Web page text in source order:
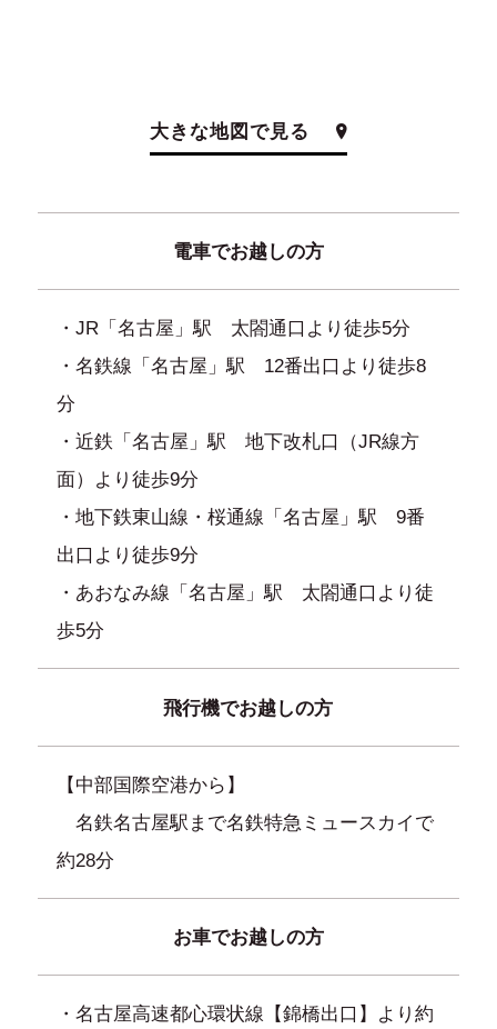
大きな地図で見る
電車でお越しの方
・JR「名古屋」駅 太閤通口より徒歩5分
・名鉄線「名古屋」駅 12番出口より徒歩8
分
・近鉄「名古屋」駅 地下改札口（JR線方
面）より徒歩9分
・地下鉄東山線・桜通線「名古屋」駅 9番
出口より徒歩9分
・あおなみ線「名古屋」駅 太閤通口より徒
歩5分
飛行機でお越しの方
【中部国際空港から】
名鉄名古屋駅まで名鉄特急ミュースカイで
約28分
お車でお越しの方
・名古屋高速都心環状線【錦橋出口】より約